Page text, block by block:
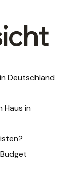
Deutschland
Haus in